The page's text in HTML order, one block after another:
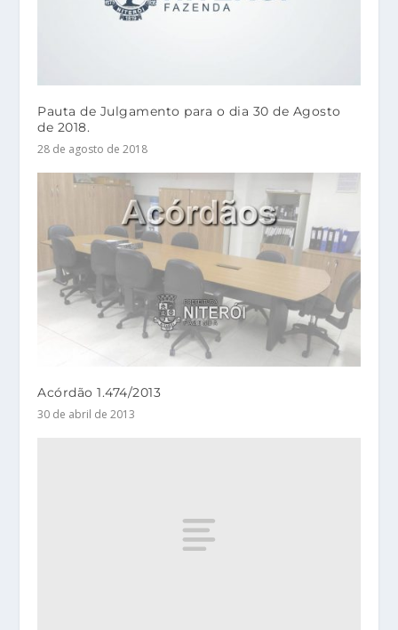
Pauta de Julgamento para o dia 30 de Agosto
de 2018.
28 de agosto de 2018
Acórdão 1.474/2013
30 de abril de 2013